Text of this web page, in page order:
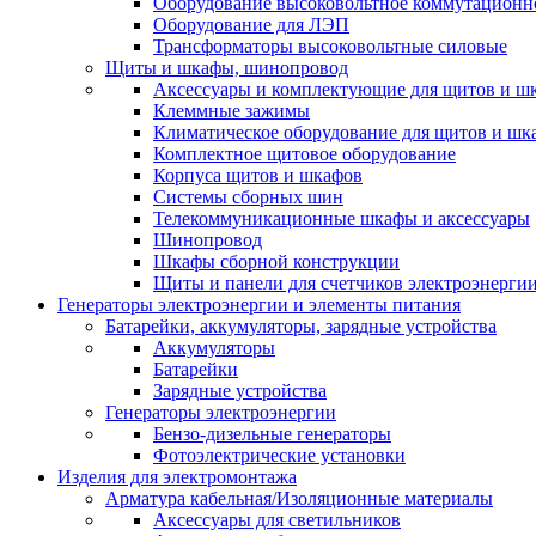
Оборудование для ЛЭП
Трансформаторы высоковольтные силовые
Щиты и шкафы, шинопровод
Аксессуары и комплектующие для щитов и
Клеммные зажимы
Климатическое оборудование для щитов и
Комплектное щитовое оборудование
Корпуса щитов и шкафов
Системы сборных шин
Телекоммуникационные шкафы и аксессуары
Шинопровод
Шкафы сборной конструкции
Щиты и панели для счетчиков электроэнергии
Генераторы электроэнергии и элементы питания
Батарейки, аккумуляторы, зарядные устройства
Аккумуляторы
Батарейки
Зарядные устройства
Генераторы электроэнергии
Бензо-дизельные генераторы
Фотоэлектрические установки
Изделия для электромонтажа
Арматура кабельная/Изоляционные материалы
Аксессуары для светильников